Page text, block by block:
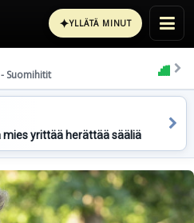
✦YLLÄTÄ MINUT
Suomihitit
mies yrittää herättää sääliä